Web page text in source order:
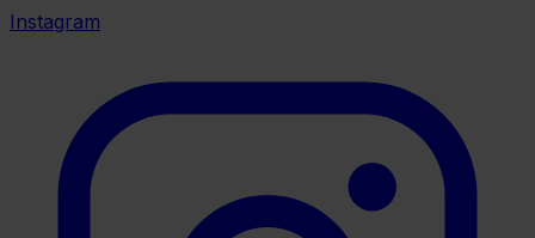
Instagram